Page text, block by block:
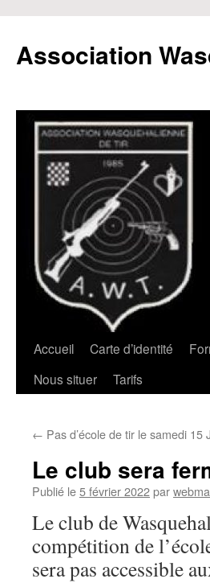
contenu
Association
Accueil Carte d’identité
Nous situer
Tarifs
← Pas d’école de tir le samedi 15
Le club sera
Publié le5 février 2022par
Le club de
compétition de
sera pas accessible